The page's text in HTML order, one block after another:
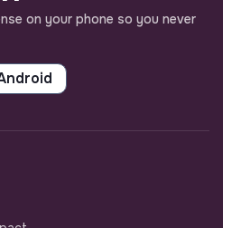
on your phone so you never